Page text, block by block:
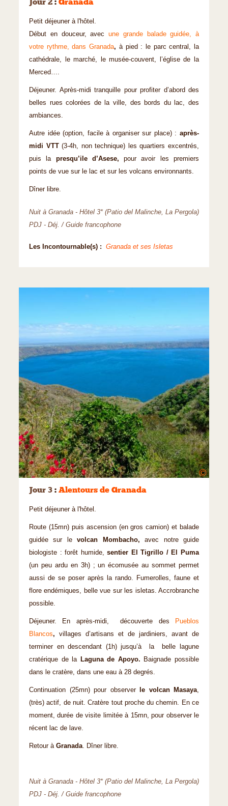
Jour 2 : Granada
Petit déjeuner à l'hôtel.
Début en douceur, avec une grande balade guidée, à
votre rythme, dans Granada, à pied : le parc central, la
cathédrale, le marché, le musée-couvent, l’église de la
Merced….
Déjeuner. Après-midi tranquille pour profiter d’abord des
belles rues colorées de la ville, des bords du lac, des
ambiances.
Autre idée (option, facile à organiser sur place) : après-
midi VTT(3-4h, non technique) les quartiers excentrés,
puis la presqu’ile d’Asese, pour avoir les premiers
points de vue sur le lac et sur les volcans environnants.
Dîner libre.
Nuit à Granada - Hôtel 3* (Patio del Malinche, La Pergola)
PDJ - Déj. / Guide francophone
Les Incontournable(s) : Granada et ses Isletas
©
Jour 3 : Alentours de Granada
Petit déjeuner à l'hôtel.
Route (15mn) puis ascension (en gros camion) et balade
guidée sur levolcan Mombacho, avec notre guide
biologiste : forêt humide,sentier El Tigrillo / El Puma
(un peu ardu en 3h) ; un écomusée au sommet permet
aussi de se poser après la rando. Fumerolles, faune et
flore endémiques, belle vue sur les isletas. Accrobranche
possible.
Déjeuner. En après-midi, découverte des
Pueblos
Blancos, villages d’artisans et de jardiniers, avant de
terminer en descendant (1h) jusqu’à la belle lagune
cratérique de la Laguna de Apoyo. Baignade possible
dans le cratère, dans une eau à 28 degrés.
Continuation (25mn) pour observer le volcan Masaya,
(très) actif, de nuit. Cratère tout proche du chemin. En ce
moment, durée de visite limitée à 15mn, pour observer le
récent lac de lave.
Retour à Granada. Dîner libre.
Nuit à Granada - Hôtel 3* (Patio del Malinche, La Pergola)
PDJ - Déj. / Guide francophone